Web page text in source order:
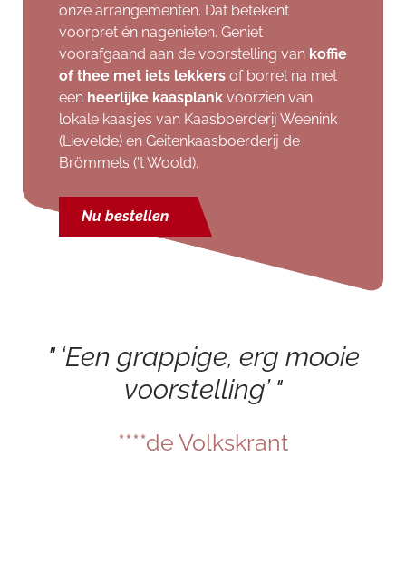
onze arrangementen. Dat betekent
voorpret én nagenieten. Geniet
voorafgaand aan de voorstelling van koffie
of thee met iets lekkers of borrel na met
een heerlijke kaasplank voorzien van
lokale kaasjes van Kaasboerderij Weenink
(Lievelde) en Geitenkaasboerderij de
Brömmels ('t Woold).
Nu bestellen
‘Een grappige, erg mooie
voorstelling’
****de Volkskrant